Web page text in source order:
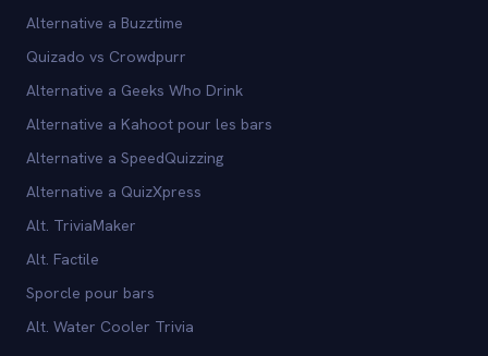
Alternative a Buzztime
Quizado vs Crowdpurr
Alternative a Geeks Who Drink
Alternative a Kahoot pour les bars
Alternative a SpeedQuizzing
Alternative a QuizXpress
Alt. TriviaMaker
Alt. Factile
Sporcle pour bars
Alt. Water Cooler Trivia